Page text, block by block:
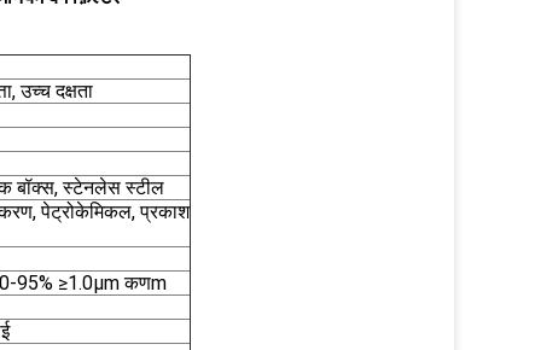
उच्च दक्षता
बॉक्स, स्टेनलेस स्टील
पेट्रोकेमिकल, प्रकाश
95% ≥1.0μm कणm